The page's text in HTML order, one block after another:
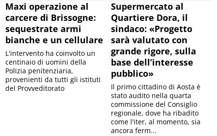
Maxi operazione al
carcere di Brissogne:
sequestrate armi
bianche e un cellulare
L'intervento ha coinvolto un
centinaio di uomini della
Polizia penitenziaria,
provenienti da tutti gli istituti
del Provveditorato
Supermercato al
Quartiere Dora, il
sindaco: «Progetto
sarà valutato con
grande rigore, sulla
base dell’interesse
pubblico»
Il primo cittadino di Aosta è
stato audito nella quarta
commissione del Consiglio
regionale, dove ha ribadito
come l'iter, al momento, sia
ancora ferm...